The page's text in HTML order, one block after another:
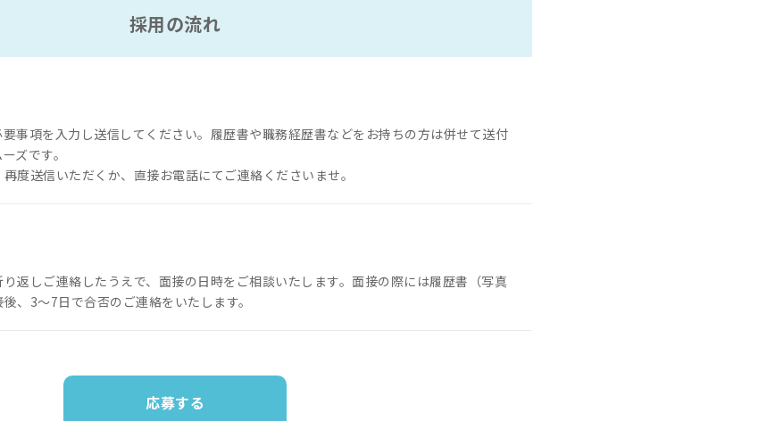
採用の流れ
要事項を入力し送信してください。履歴書や職務経歴書などをお持ちの方は併せて送付
ズです。
度送信いただくか、直接お電話にてご連絡くださいませ。
返しご連絡したうえで、面接の日時をご相談いたします。面接の際には履歴書（写真
、3～7日で合否のご連絡をいたします。
応募する